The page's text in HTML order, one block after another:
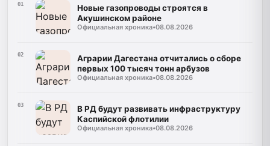
01
Новые газопроводы строятся в
Акушинском районе
Официальная хроника•08.08.2026
02
Аграрии Дагестана отчитались о сборе
первых 100 тысяч тонн арбузов
Официальная хроника•08.08.2026
03
В РД будут развивать инфраструктуру
Каспийской флотилии
Официальная хроника•08.08.2026